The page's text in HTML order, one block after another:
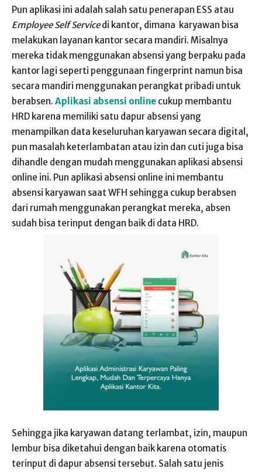
Pun aplikasi ini adalah salah satu penerapan ESS atau
Employee Self Servicedi kantor, dimana karyawan bisa
melakukan layanan kantor secara mandiri. Misalnya
mereka tidak menggunakan absensi yang berpaku pada
kantor lagi seperti penggunaan fingerprint namun bisa
secara mandiri menggunakan perangkat pribadi untuk
berabsen. Aplikasi absensi online cukup membantu
HRD karena memiliki satu dapur absensi yang
menampilkan data keseluruhan karyawan secara digital,
pun masalah keterlambatan atau izin dan cuti juga bisa
dihandle dengan mudah menggunakan aplikasi absensi
online ini. Pun aplikasi absensi online ini membantu
absensi karyawan saat WFH sehingga cukup berabsen
dari rumah menggunakan perangkat mereka, absen
sudah bisa terinput dengan baik di data HRD.
Sehingga jika karyawan datang terlambat, izin, maupun
lembur bisa diketahui dengan baik karena otomatis
terinput di dapur absensi tersebut. Salah satu jenis